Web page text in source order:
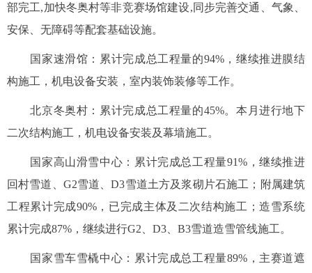
部完工,加快冬奥村等非竞赛场馆建设,同步完善交通、气象、
安保、无障碍等配套基础设施。
国家速滑馆：累计完成总工程量的94%，继续推进膜结
构施工，机电设备安装，室内装饰装修等工作。
北京冬奥村：累计完成总工程量的45%。本月进行地下
二次结构施工，机电设备安装及幕墙施工。
国家高山滑雪中心：累计完成总工程量91%，继续推进
回村雪道、G2雪道、D3雪道土方及浆砌片石施工；附属建筑
工程累计完成90%，已完成主体及二次结构施工；造雪系统
累计完成87%，继续进行G2、D3、B3雪道造雪管线施工。
国家雪车雪橇中心：累计完成总工程量89%，主赛道遮